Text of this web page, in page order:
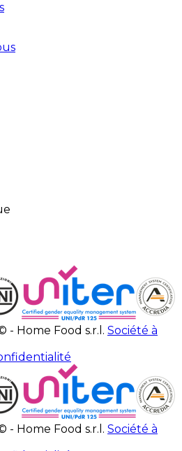
- Home Food s.r.l. Société à
- Home Food s.r.l. Société à